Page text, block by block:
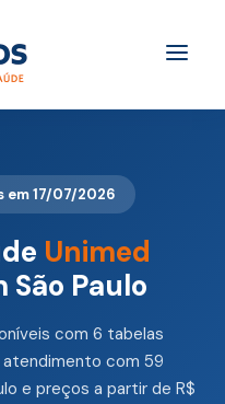
em 17/07/2026
Unimed
São Paulo
com 6 tabelas
com 59
e preços a partir de R$